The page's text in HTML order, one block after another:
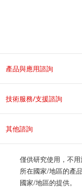
產品與應用諮詢
技術服務/支援諮詢
其他諮詢
僅供研究使用，不
所在國家/地區的產
國家/地區的提供。